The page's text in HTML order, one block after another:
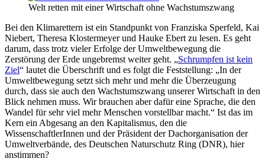
Welt retten mit einer Wirtschaft ohne Wachstumszwang
Bei den Klimarettern ist ein Standpunkt von Franziska Sperfeld, Kai
Niebert, Theresa Klostermeyer und Hauke Ebert zu lesen. Es geht
darum, dass trotz vieler Erfolge der Umweltbewegung die
Zerstörung der Erde ungebremst weiter geht. „Schrumpfen ist kein
Ziel“ lautet die Überschrift und es folgt die Feststellung: „In der
Umweltbewegung setzt sich mehr und mehr die Überzeugung
durch, dass sie auch den Wachstumszwang unserer Wirtschaft in den
Blick nehmen muss. Wir brauchen aber dafür eine Sprache, die den
Wandel für sehr viel mehr Menschen vorstellbar macht.“ Ist das im
Kern ein Abgesang an den Kapitalismus, den die
WissenschaftlerInnen und der Präsident der Dachorganisation der
Umweltverbände, des Deutschen Naturschutz Ring (DNR), hier
anstimmen?